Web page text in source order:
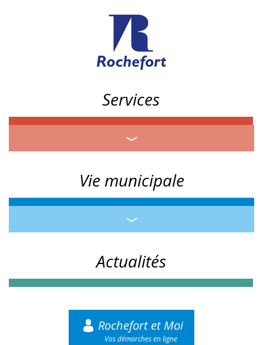
Services
Vie municipale
Actualités
Rochefort et Moi
Vos démarches en ligne